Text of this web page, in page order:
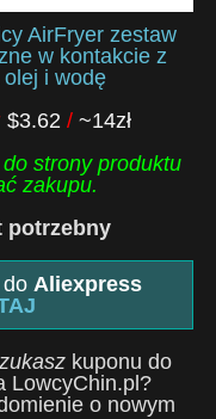
AirFryer zestaw
w kontakcie z
i wodę
$3.62 / ~14zł
strony produktu
zakupu.
potrzebny
doAliexpress
kuponu do
LowcyChin.pl?
o nowym